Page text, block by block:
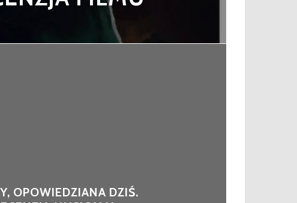
OPOWIEDZIANA DZIŚ.